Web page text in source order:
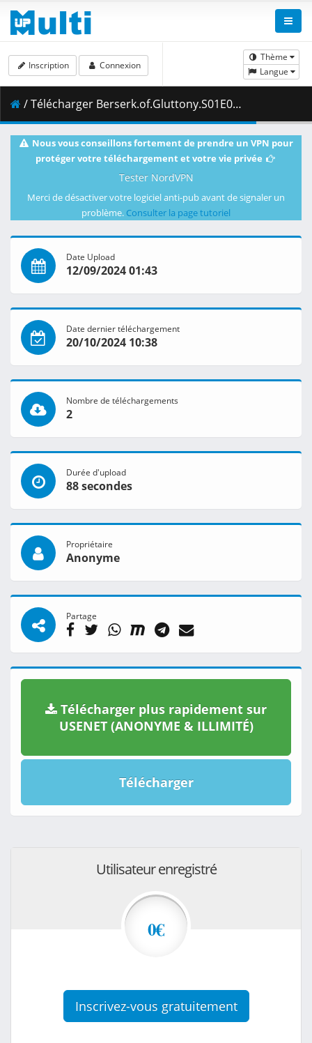
Thème
Langue
Inscription Connexion
/ Télécharger Berserk.of.Gluttony.S01E07.The.Twilight.Swordsman.1080p.CR.WEB-DL.AAC2.0.H.264.DUAL-VARYG.mkv.001 ( 473.43 MB )
Nous vous conseillons fortement de prendre un VPN pour
protéger votre téléchargement et votre vie privée
Tester NordVPN
Merci de désactiver votre logiciel anti-pub avant de signaler un
problème. Consulter la page tutoriel
Date Upload
12/09/2024 01:43
Date dernier téléchargement
20/10/2024 10:38
Nombre de téléchargements
2
Durée d'upload
88 secondes
Propriétaire
Anonyme
Partage
Télécharger plus rapidement sur
USENET (ANONYME & ILLIMITÉ)
Télécharger
Utilisateur enregistré
0€
Inscrivez-vous gratuitement